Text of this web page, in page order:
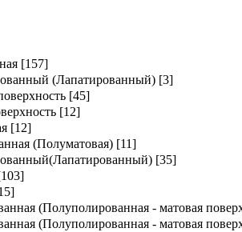
[157]
(Лапатированный) [3]
[45]
[12]
[12]
(Полуматовая) [11]
[35]
(Полуполированная - матовая
(Полуполированная - матовая